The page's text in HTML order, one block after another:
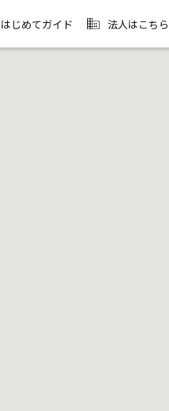
はじめてガイド 法人はこちら